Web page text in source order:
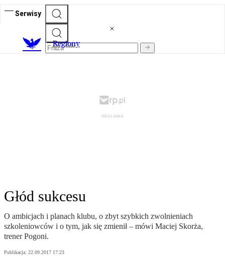
Serwisy
Regiony
Głód sukcesu
O ambicjach i planach klubu, o zbyt szybkich zwolnieniach
szkoleniowców i o tym, jak się zmienił – mówi Maciej Skorża,
trener Pogoni.
Publikacja: 22.09.2017 17:23